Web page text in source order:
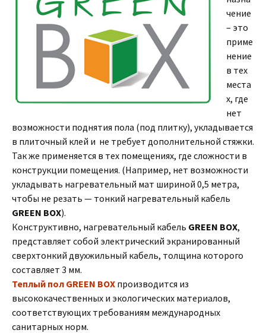
чение
– это
приме
нение
в тех
места
х, где
нет
возможности поднятия пола (под плитку), укладывается
в плиточный клей и не требует дополнительной стяжки.
Так же применяется в тех помещениях, где сложности в
конструкции помещения. (Например, нет возможности
укладывать нагревательный мат шириной 0,5 метра,
чтобы не резать — тонкий нагревательный кабель
GREEN BOX).
Конструктивно, нагревательный кабель GREEN BOX,
представляет собой электрический экранированный
сверхтонкий двухжильный кабель, толщина которого
составляет 3 мм.
Теплый пол GREEN BOX производится из
высококачественных и экологических материалов,
соответствующих требованиям международных
санитарных норм.